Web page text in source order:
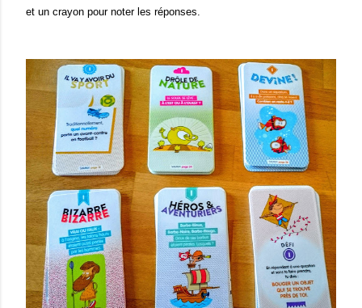
et un crayon pour noter les réponses.